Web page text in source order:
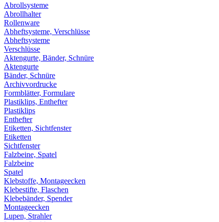
Abrollsysteme
Abrollhalter
Rollenware
Abheftsysteme, Verschlüsse
Abheftsysteme
Verschlüsse
Aktengurte, Bänder, Schnüre
Aktengurte
Bänder, Schnüre
Archivvordrucke
Formblätter, Formulare
Plastiklips, Enthefter
Plastiklips
Enthefter
Etiketten, Sichtfenster
Etiketten
Sichtfenster
Falzbeine, Spatel
Falzbeine
Spatel
Klebstoffe, Montageecken
Klebestifte, Flaschen
Klebebänder, Spender
Montageecken
Lupen, Strahler